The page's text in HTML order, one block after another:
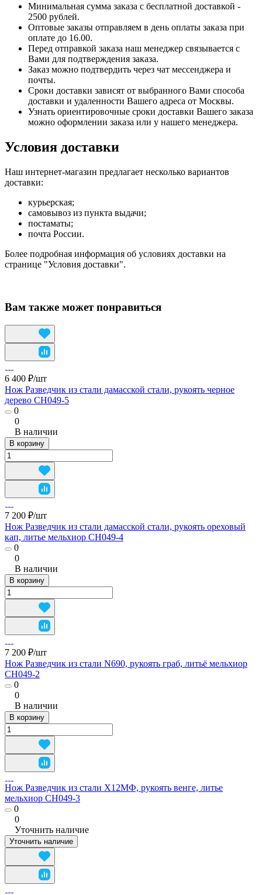
Минимальная сумма заказа с бесплатной доставкой -
2500 рублей.
Оптовые заказы отправляем в день оплаты заказа при
оплате до 16.00.
Перед отправкой заказа наш менеджер связывается с
Вами для подтверждения заказа.
Заказ можно подтвердить через чат мессенджера и
почты.
Сроки доставки зависят от выбранного Вами способа
доставки и удаленности Вашего адреса от Москвы.
Узнать ориентировочные сроки доставки Вашего заказа
можно оформлении заказа или у нашего менеджера.
Условия доставки
Наш интернет-магазин предлагает несколько вариантов
доставки:
курьерская;
самовывоз из пункта выдачи;
постаматы;
почта России.
Более подробная информация об условиях доставки на
странице "Условия доставки".
Вам также может понравиться
6 400 ₽/шт
Нож Разведчик из стали дамасской стали, рукоять черное
дерево CH049-5
0
0
В наличии
В корзину
7 200 ₽/шт
Нож Разведчик из стали дамасской стали, рукоять ореховый
кап, литье мельхиор CH049-4
0
0
В наличии
В корзину
7 200 ₽/шт
Нож Разведчик из стали N690, рукоять граб, литьё мельхиор
CH049-2
0
0
В наличии
В корзину
Нож Разведчик из стали Х12МФ, рукоять венге, литье
мельхиор CH049-3
0
0
Уточнить наличие
Уточнить наличие